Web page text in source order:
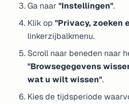
Ga naar"Instellingen".
Klik op"Privacy, zoeken
linkerzijbalkmenu.
Scroll naar beneden naar
"Browsegegevens
wat u wilt wissen".
Kies de tijdsperiode